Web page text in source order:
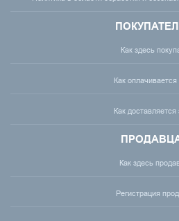
Как здесь
Как оплачивается
Как доставляется
Как здесь
Регистрация